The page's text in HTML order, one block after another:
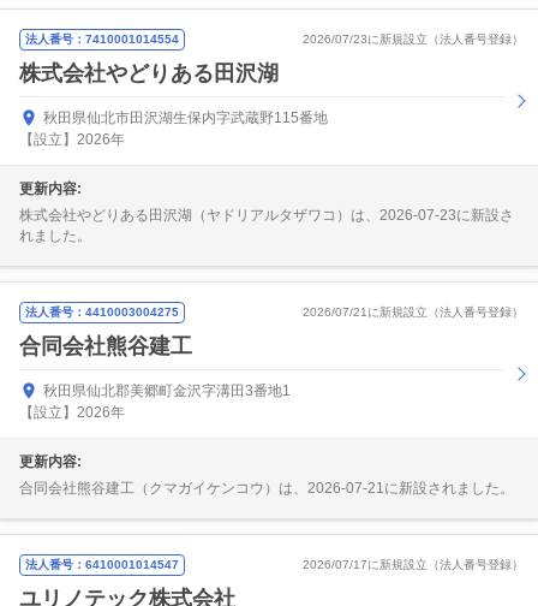
法人番号：7410001014554 2026/07/23に新規設立（法人番号登録）
株式会社やどりある田沢湖
秋田県仙北市田沢湖生保内字武蔵野115番地
【設立】2026年
更新内容:
株式会社やどりある田沢湖（ヤドリアルタザワコ）は、2026-07-23に新設さ
れました。
法人番号：4410003004275 2026/07/21に新規設立（法人番号登録）
合同会社熊谷建工
秋田県仙北郡美郷町金沢字溝田3番地1
【設立】2026年
更新内容:
合同会社熊谷建工（クマガイケンコウ）は、2026-07-21に新設されました。
法人番号：6410001014547 2026/07/17に新規設立（法人番号登録）
ユリノテック株式会社